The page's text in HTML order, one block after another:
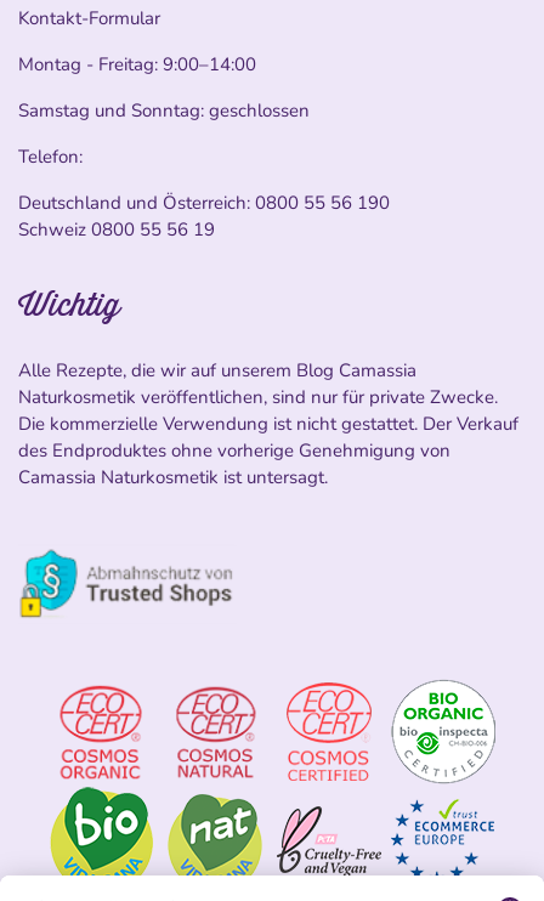
Kontakt-Formular
Montag - Freitag: 9:00–14:00
Samstag und Sonntag: geschlossen
Telefon:
Deutschland und Österreich: 0800 55 56 190
Schweiz 0800 55 56 19
Wichtig
Alle Rezepte, die wir auf unserem Blog Camassia
Naturkosmetik veröffentlichen, sind nur für private Zwecke.
Die kommerzielle Verwendung ist nicht gestattet. Der Verkauf
des Endproduktes ohne vorherige Genehmigung von
Camassia Naturkosmetik ist untersagt.